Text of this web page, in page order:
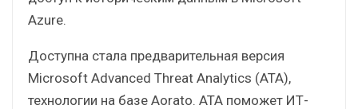
Azure.
Доступна стала предварительная версия
Microsoft Advanced Threat Analytics (ATA),
технологии на базе Aorato. ATA поможет ИТ-